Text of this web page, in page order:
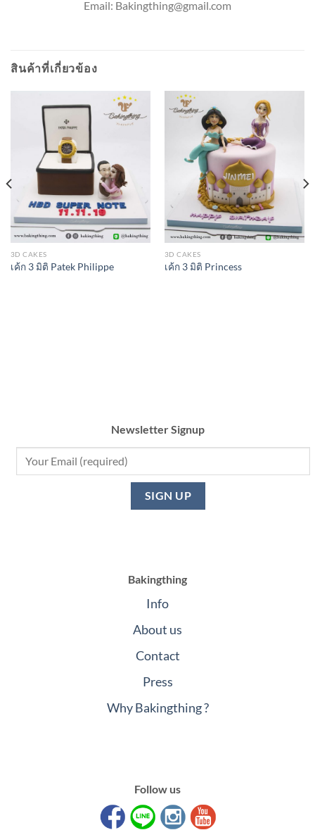
Email: Bakingthing@gmail.com
สินค้าที่เกี่ยวข้อง
3D CAKES
เค้ก 3 มิติ Patek Philippe
3D CAKES
เค้ก 3 มิติ Princess
Newsletter Signup
Bakingthing
Info
About us
Contact
Press
Why Bakingthing ?
Follow us